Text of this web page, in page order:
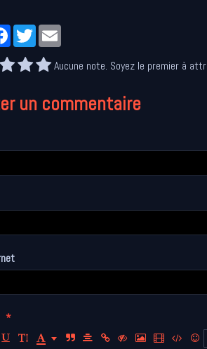
FacebookTwitter
Aucune note. Soyez le premier à
un commentaire